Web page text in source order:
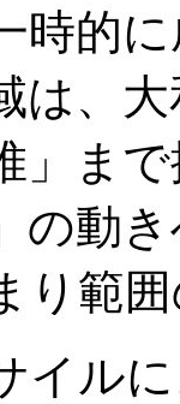
時的
は、
」ま
の動
り範
イル